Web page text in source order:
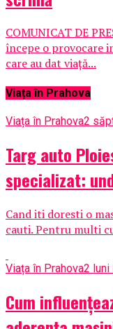
COMUNICAT DE
începe o provocare
care au dat viață...
Viața în Prahova
Viața în Prahova2
Targ auto
specializat:
Cand iti doresti o
cauti. Pentru multi
Viața în Prahova2 luni
Cum